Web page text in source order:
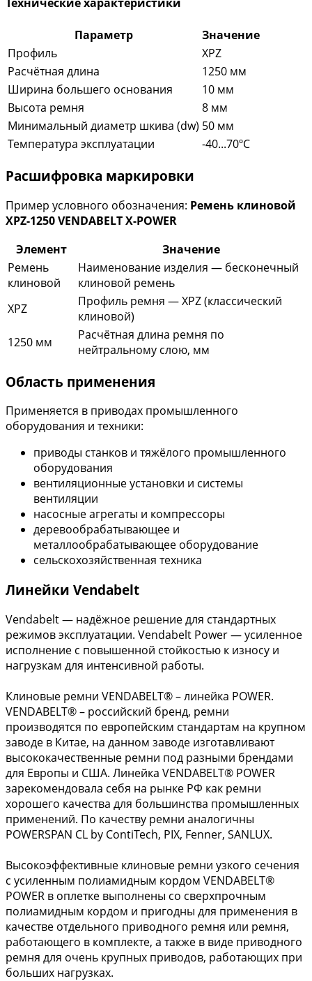
Параметр
Значение
Профиль
XPZ
Расчётная длина
1250 мм
Ширина большего основания
10 мм
Высота ремня
8 мм
Минимальный диаметр шкива (dw) 50 мм
Температура эксплуатации
-40...70ºC
Расшифровка маркировки
Пример условного обозначения: Ремень клиновой
XPZ-1250 VENDABELT X-POWER
Элемент
Значение
Ремень
клиновой
Наименование изделия — бесконечный
клиновой ремень
XPZ
Профиль ремня — XPZ (классический
клиновой)
1250 мм
Расчётная длина ремня по
нейтральному слою, мм
Область применения
Применяется в приводах промышленного
оборудования и техники:
приводы станков и тяжёлого промышленного
оборудования
вентиляционные установки и системы
вентиляции
насосные агрегаты и компрессоры
деревообрабатывающее и
металлообрабатывающее оборудование
сельскохозяйственная техника
Линейки Vendabelt
Vendabelt — надёжное решение для стандартных
режимов эксплуатации. Vendabelt Power — усиленное
исполнение с повышенной стойкостью к износу и
нагрузкам для интенсивной работы.
Клиновые ремни VENDABELT® – линейка POWER.
VENDABELT® – российский бренд, ремни
производятся по европейским стандартам на крупном
заводе в Китае, на данном заводе изготавливают
высококачественные ремни под разными брендами
для Европы и США. Линейка VENDABELT® POWER
зарекомендовала себя на рынке РФ как ремни
хорошего качества для большинства промышленных
применений. По качеству ремни аналогичны
POWERSPAN CL by ContiTech, PIX, Fenner, SANLUX.
Высокоэффективные клиновые ремни узкого сечения
с усиленным полиамидным кордом VENDABELT®
POWER в оплетке выполнены со сверхпрочным
полиамидным кордом и пригодны для применения в
качестве отдельного приводного ремня или ремня,
работающего в комплекте, а также в виде приводного
ремня для очень крупных приводов, работающих при
больших нагрузках.